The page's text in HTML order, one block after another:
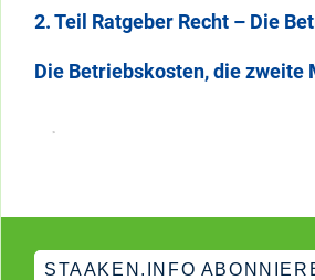
2. Teil Ratgeber Recht – Die
Die Betriebskosten, die zweite
STAAKEN.INFO